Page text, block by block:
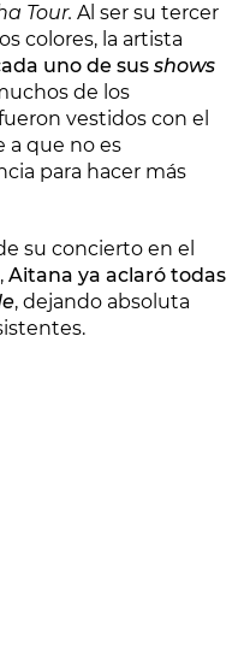
Tour. Al ser su tercer
colores, la artista
uno de sus shows
de los
vestidos con el
a que no es
para hacer más
su concierto en el
Aitana ya aclaró todas
, dejando absoluta